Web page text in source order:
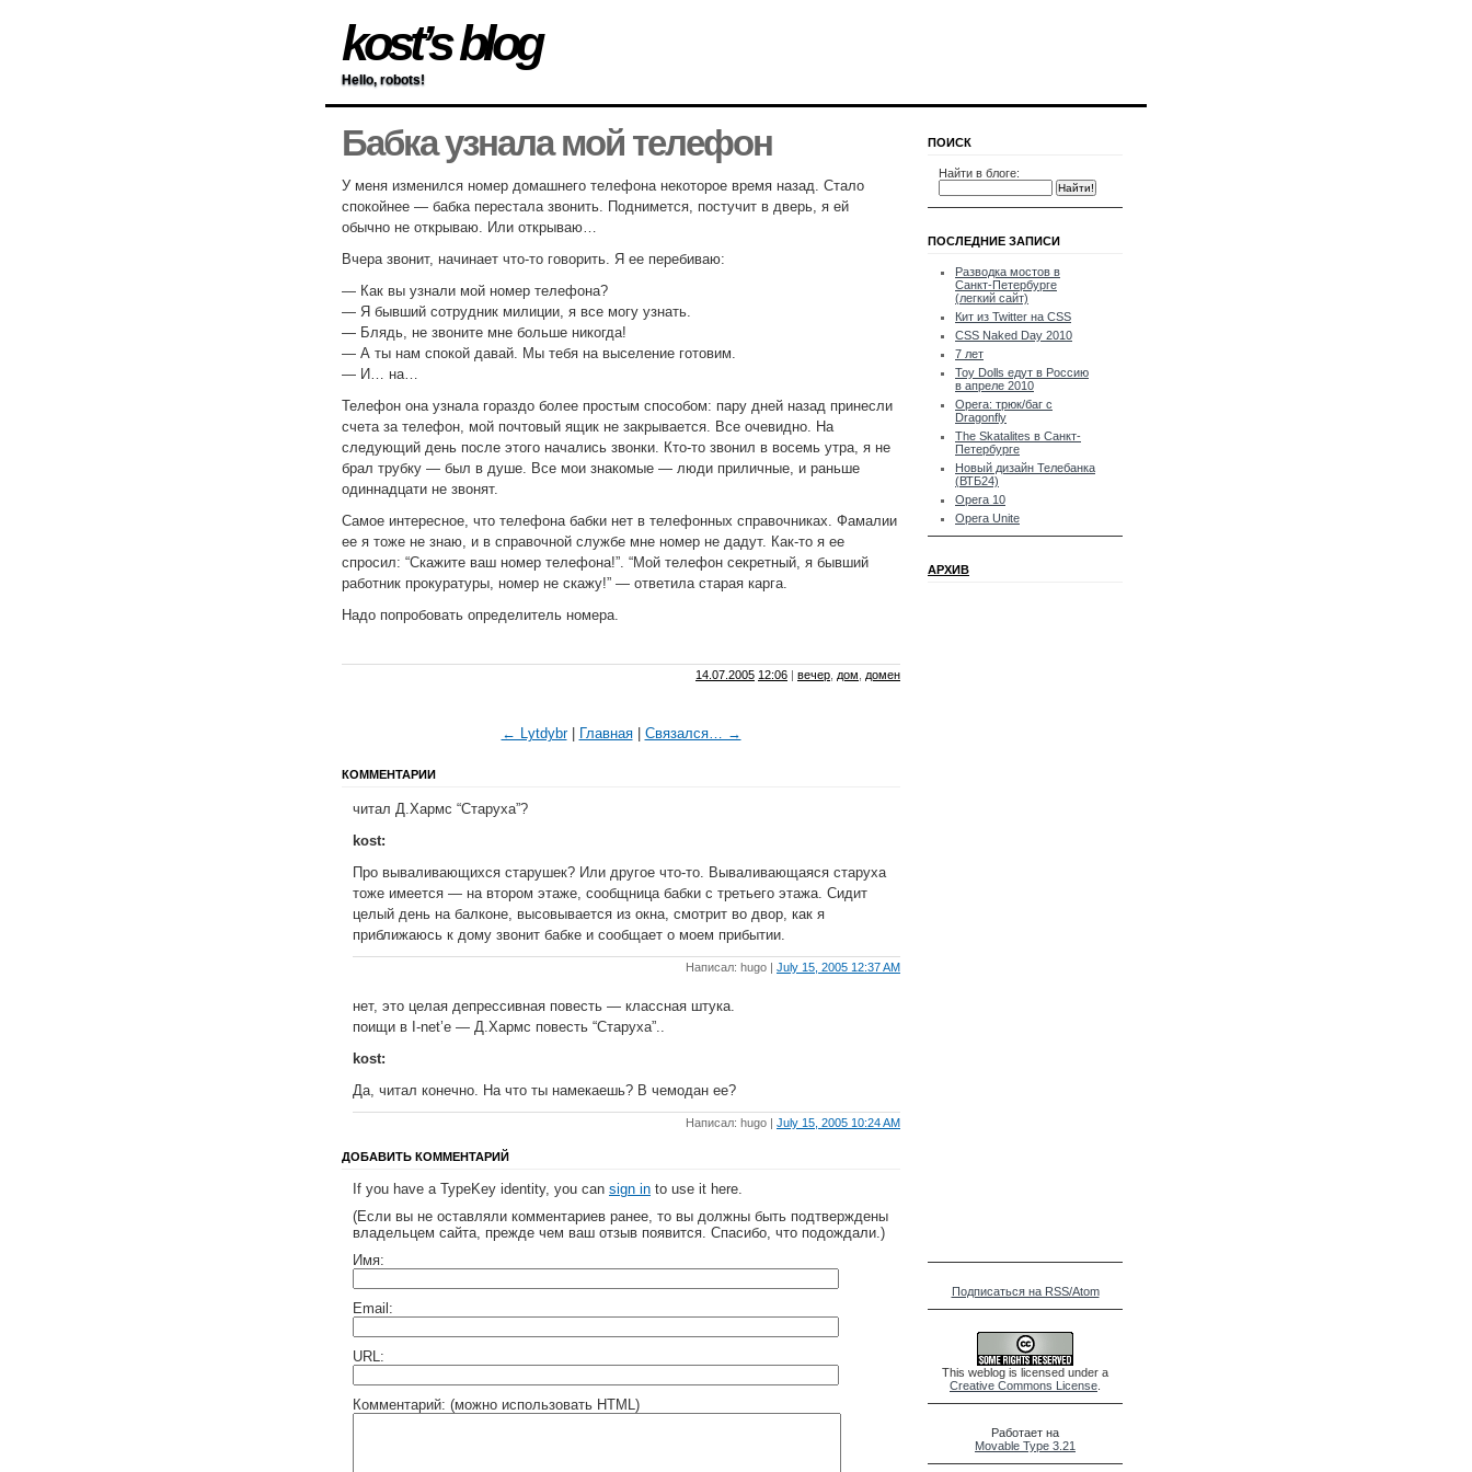
kost’s blog
Hello, robots!
Бабка узнала мой телефон
У меня изменился номер домашнего телефона некоторое время назад. Стало
спокойнее — бабка перестала звонить. Поднимется, постучит в дверь, я ей
обычно не открываю. Или открываю…
Вчера звонит, начинает что-то говорить. Я ее перебиваю:
— Как вы узнали мой номер телефона?
— Я бывший сотрудник милиции, я все могу узнать.
— Блядь, не звоните мне больше никогда!
— А ты нам спокой давай. Мы тебя на выселение готовим.
— И… на…
Телефон она узнала гораздо более простым способом: пару дней назад принесли
счета за телефон, мой почтовый ящик не закрывается. Все очевидно. На
следующий день после этого начались звонки. Кто-то звонил в восемь утра, я не
брал трубку — был в душе. Все мои знакомые — люди приличные, и раньше
одиннадцати не звонят.
Самое интересное, что телефона бабки нет в телефонных справочниках. Фамалии
ее я тоже не знаю, и в справочной службе мне номер не дадут. Как-то я ее
спросил: “Скажите ваш номер телефона!”. “Мой телефон секретный, я бывший
работник прокуратуры, номер не скажу!” — ответила старая карга.
Надо попробовать определитель номера.
14.07.2005 12:06 | вечер дом домен
← Lytdybr| Главная| Связался… →
КОММЕНТАРИИ
читал Д.Хармс “Старуха”?
kost:
Про вываливающихся старушек? Или другое что-то. Вываливающаяся старуха
тоже имеется — на втором этаже, сообщница бабки с третьего этажа. Сидит
целый день на балконе, высовывается из окна, смотрит во двор, как я
приближаюсь к дому звонит бабке и сообщает о моем прибытии.
Написал: hugo | July 15, 2005 12:37 AM
нет, это целая депрессивная повесть — классная штука.
поищи в I-net’е — Д.Хармс повесть “Старуха”..
kost:
Да, читал конечно. На что ты намекаешь? В чемодан ее?
Написал: hugo | July 15, 2005 10:24 AM
ДОБАВИТЬ КОММЕНТАРИЙ
If you have a TypeKey identity, you can sign in to use it here.
(Если вы не оставляли комментариев ранее, то вы должны быть подтверждены
владельцем сайта, прежде чем ваш отзыв появится. Спасибо, что подождали.)
Имя:
Email:
URL:
Комментарий: (можно использовать HTML)
ПОИСК
Найти в блоге:
ПОСЛЕДНИЕ ЗАПИСИ
Разводка мостов в
Санкт-Петербурге
(легкий сайт)
Кит из Twitter на CSS
CSS Naked Day 2010
7 лет
Toy Dolls едут в Россию
в апреле 2010
Opera: трюк/баг с
Dragonfly
The Skatalites в Санкт-
Петербурге
Новый дизайн Телебанка
(ВТБ24)
Opera 10
Opera Unite
АРХИВ
Подписаться на RSS/Atom
This weblog is licensed under a
Creative Commons License
Работает на
Movable Type 3.21